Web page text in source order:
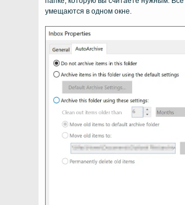
умещаются в одном окне.